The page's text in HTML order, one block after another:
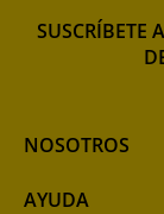
NOSOTROS
AYUDA
SUSCRÍBETE